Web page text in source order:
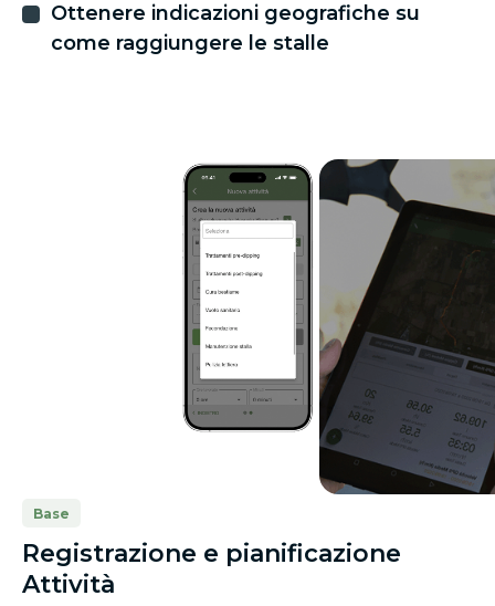
Ottenere indicazioni geografiche su
come raggiungere le stalle
Base
Registrazione e pianificazione
Attività